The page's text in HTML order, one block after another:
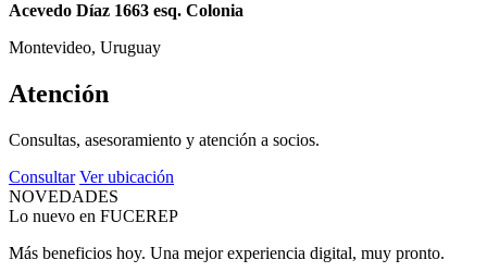
Acevedo Díaz 1663 esq. Colonia
Montevideo, Uruguay
Atención
Consultas, asesoramiento y atención a socios.
Consultar Ver ubicación
NOVEDADES
Lo nuevo en FUCEREP
Más beneficios hoy. Una mejor experiencia digital, muy pronto.